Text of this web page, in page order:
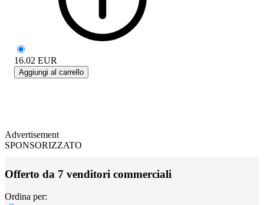
16.02 EUR
Aggiungi al carrello
Advertisement
SPONSORIZZATO
Offerto da 7 venditori commerciali
Ordina per: